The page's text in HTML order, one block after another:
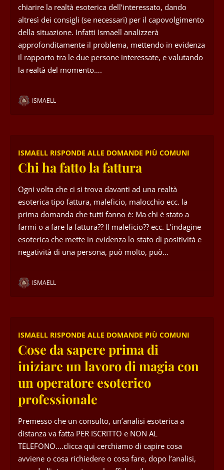
chiarire la realtà esoterica dell’interessato, dando
altresì dei consigli (se necessari) per il capovolgimento
della situazione. Infatti Ismaell analizzerà
approfonditamente il problema, mettendo in evidenza
il rapporto tra le due persone interessate, e valutando
la realtà del momento….
ISMAELL
ISMAELL RISPONDE ALLE DOMANDE PIÙ COMUNI
Chi ha fatto la fattura
Ogni volta che ci si trova davanti ad una realtà
esoterica tipo fattura, maleficio, malocchio ecc. la
prima domanda che tutti fanno è: Ma chi è stato a
farmi o a fare la fattura?? Il maleficio?? ecc. L’indagine
esoterica che mette in evidenza lo stato di positività e
negatività di una persona, può molto, può…
ISMAELL
ISMAELL RISPONDE ALLE DOMANDE PIÙ COMUNI
Cose da sapere prima di
iniziare un lavoro di magia con
un operatore esoterico
professionale
Premesso che un consulto, un’analisi esoterica a
distanza va fatta PER ISCRITTO e NON AL
TELEFONO….clicca qui cerchiamo di capire cosa
avviene o cosa richiedere o cosa fare, dopo l’analisi,